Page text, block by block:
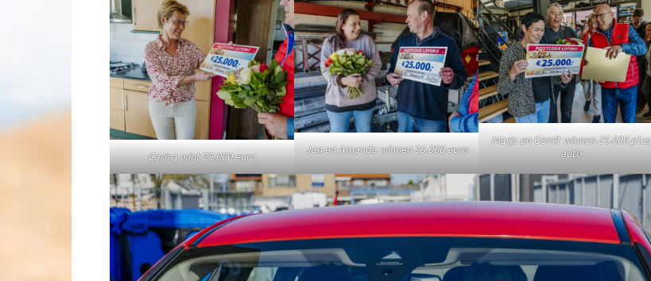
Carina wint 25.000 euro
Jan en Amanda winnen 25.000 euro
Marja en Gerrit winnen 25.000 plus
auto